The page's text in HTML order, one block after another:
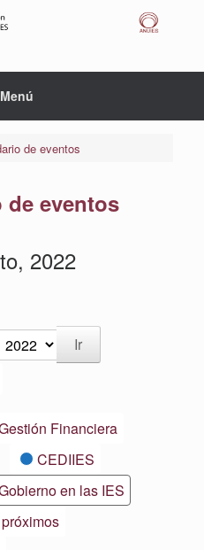
Menú
de eventos
de eventos
2022
Financiera
CEDIIES
en las IES
próximos